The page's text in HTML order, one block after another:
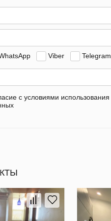
Viber Telegram
с условиями использования